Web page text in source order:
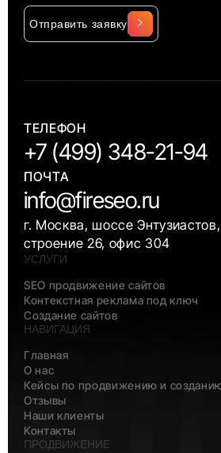
Отправить заявку
ТЕЛЕФОН
+7 (499) 348-21-94
ПОЧТА
info@fireseo.ru
г. Москва, шоссе
строение 26, офис 304
УСЛУГИ
SEO продвижение сайтов
Контекстная реклама под ключ
Создание сайтов
НАВИГАЦИЯ
Главная
О нас
Кейсы по продвижению и
Отзывы
Наши клиенты
Контакты
ПРОДВИЖЕНИЕ